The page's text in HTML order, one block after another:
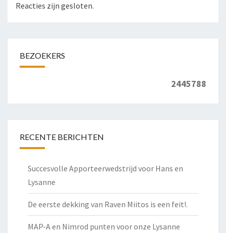
Reacties zijn gesloten.
BEZOEKERS
2445788
RECENTE BERICHTEN
Succesvolle Apporteerwedstrijd voor Hans en
Lysanne
De eerste dekking van Raven Miitos is een feit!.
MAP-A en Nimrod punten voor onze Lysanne